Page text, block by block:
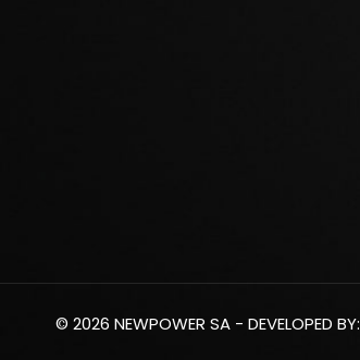
© 2026 NEWPOWER SA - DEVELOPED BY: